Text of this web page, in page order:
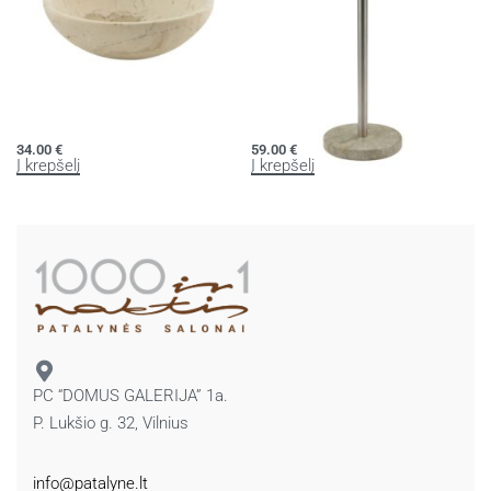
34.00 €
Į krepšelį
Tualetinio popieriaus laikiklis CONOR
59.00 €
Į krepšelį
PC “DOMUS GALERIJA” 1a.
P. Lukšio g. 32, Vilnius
info@patalyne.lt